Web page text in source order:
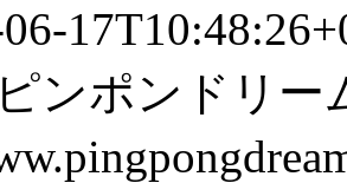
ンポンドリー